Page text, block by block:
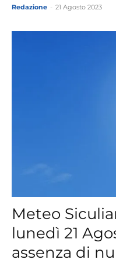
Redazione 21 Agosto 2023
Meteo
lunedì 21
assenza di